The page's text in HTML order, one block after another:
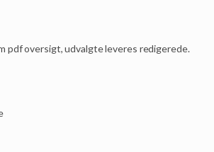
pdf oversigt, udvalgte leveres redigerede.